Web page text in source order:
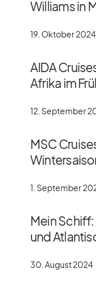
Williams in
19. Oktober 2024
AIDA
Afrika im
12. September
MSC
1. September
Mein Schiff:
und
30. August 2024